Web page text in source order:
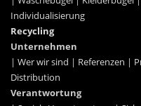
Individualisierung
Recycling
Unternehmen
| Wer wir sind | Referenzen |
Distribution
Verantwortung